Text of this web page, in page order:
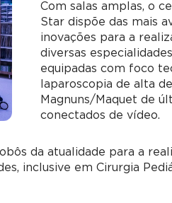
Com salas amplas, o
Star dispõe das mais
inovações para a
diversas
equipadas com foco
laparoscopia de alta
Magnuns/Maquet de
conectados de vídeo.
da atualidade para a
inclusive em Cirurgia